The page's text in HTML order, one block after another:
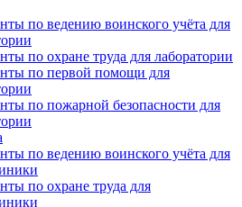
по ведению воинского учёта для
по охране труда для лаборатории
по первой помощи для
по пожарной безопасности для
по ведению воинского учёта для
по охране труда для